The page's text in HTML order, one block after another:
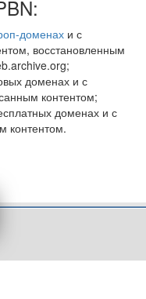
доменахи с
восстановленным
доменах и с
контентом;
доменах и с
контентом.